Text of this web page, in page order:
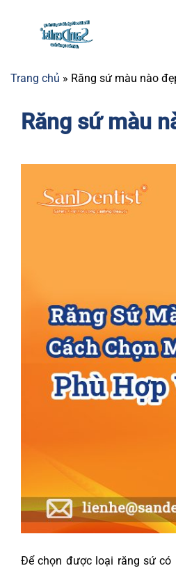
Trang chủ » Răng sứ màu nào
Răng sứ màu
Để chọn được loại răng sứ có